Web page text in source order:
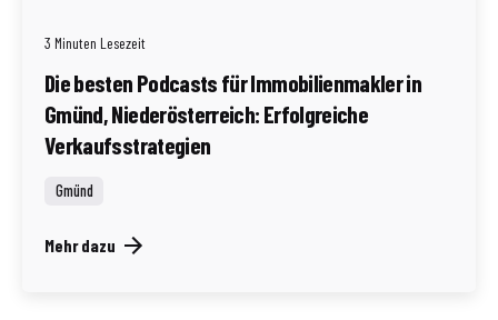
3 Minuten Lesezeit
Die besten Podcasts für Immobilienmakler in
Gmünd, Niederösterreich: Erfolgreiche
Verkaufsstrategien
Gmünd
Mehr dazu